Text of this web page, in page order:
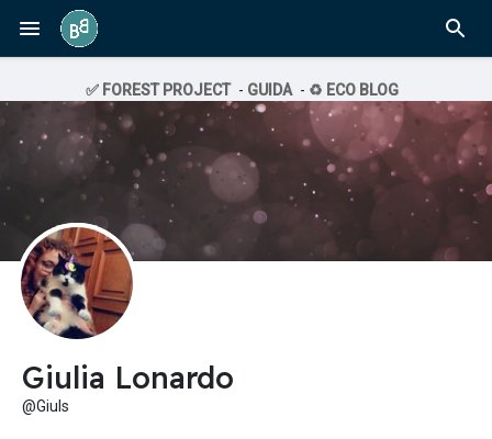
✅ FOREST PROJECT - GUIDA - ♻️ ECO BLOG
Giulia Lonardo
@Giuls